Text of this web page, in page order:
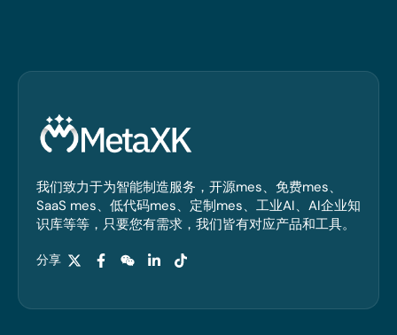
我们致力于为智能制造服务，开源mes、免费mes、
SaaS mes、低代码mes、定制mes、工业AI、AI企业知
识库等等，只要您有需求，我们皆有对应产品和工具。
分享